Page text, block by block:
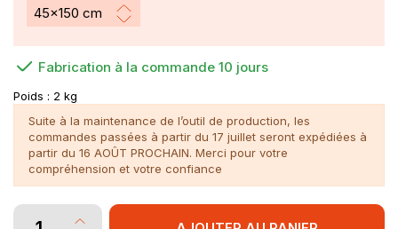
Fabrication à la commande 10 jours
Poids : 2 kg
Suite à la maintenance de l’outil de production, les
commandes passées à partir du 17 juillet seront expédiées à
partir du 16 AOÛT PROCHAIN. Merci pour votre
compréhension et votre confiance